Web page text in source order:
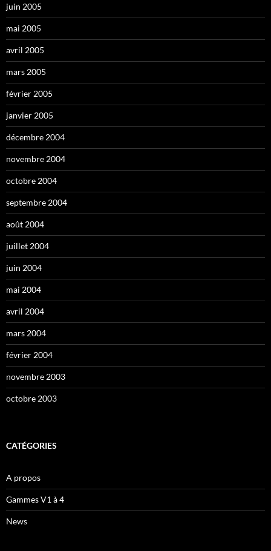
juin 2005
mai 2005
avril 2005
mars 2005
février 2005
janvier 2005
décembre 2004
novembre 2004
octobre 2004
septembre 2004
août 2004
juillet 2004
juin 2004
mai 2004
avril 2004
mars 2004
février 2004
novembre 2003
octobre 2003
CATÉGORIES
A propos
Gammes V1 à 4
News